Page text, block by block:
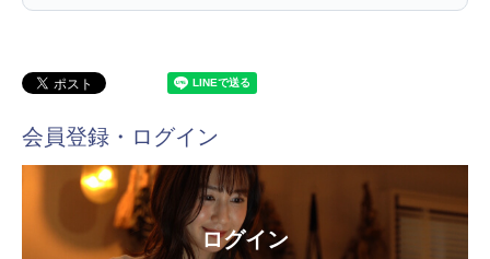
会員登録・ログイン
ログイン